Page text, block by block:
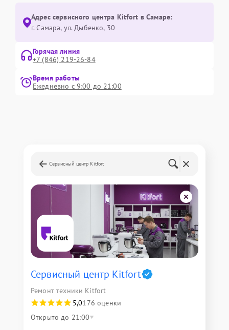
Адрес сервисного центра Kitfort в Самаре:
г. Самара, ул. Дыбенко, 30
Горячая линия
+7 (846) 219-26-84
Время работы
Ежедневно с 9:00 до 21:00
Сервисный центр Kitfort
Сервисный центр Kitfort
Ремонт техники Kitfort
5,0176 оценки
Открыто до 21:00